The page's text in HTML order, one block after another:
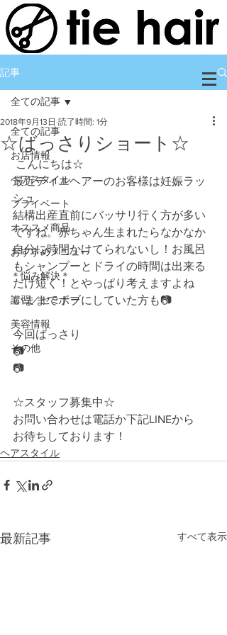
記事
全ての記事
お店情報
ヘアスタイル
プライベート
オススメ商品
おすすめメニュー
＊悩み解決＊
講習／セミナー
美容情報
その他
全ての記事
☆ばっさりショート☆
2018年9月13日 読了時間: 1分
こんにちは☆
最近ティエヘアーのお客様は妊娠ラッ
シュ
結構出産直前にバッサリ行く方が多い
ですね。赤ちゃん生まれたらなかなか
自分に時間かけてられないし！お風呂
もシャンプーとドライの時間は出来る
だけ短く！とやっぱり考えますよね
いままでボブにしていた方も📷
今回ばっさり
📷
📷
☆スタッフ募集中☆
お問い合わせは電話か下記LINEから
お待ちしております！
ヘアスタイル
最新記事 すべて表示